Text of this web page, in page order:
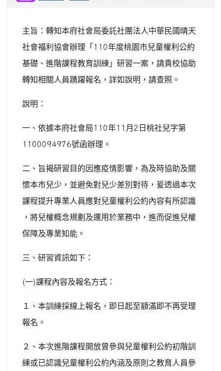
主旨：轉知本府社會局委託社團法人中華民國晴天
社會福利協會辦理「 110年度桃園市兒童權利公約
基礎、進階課程教育訓練」研習一案，請貴校協助
轉知相關人員踴躍報名，詳如說明，請查照。
說明：
一、依據本府社會局110年11 月 2 日桃社兒字第
1100094976號函辦理。
二、旨揭研習目的因應疫情影響，為及時協助及關
懷本市兒少，並避免對兒少差別對待，爰透過本次
課程提升專業人員應對兒童權利公約內容有所認識
，將兒權概念規劃及運用於業務中，進而促進兒權
保障及專業知能。
三、研習資訊如下：
(一)課程內容及報名方式：
１、本訓練採線上報名，即日起至額滿即不再受理
報名。
２、本次進階課程開放曾參與兒童權利公約初階訓
練或已認識兒童權利公約內涵及原則之教育人員參